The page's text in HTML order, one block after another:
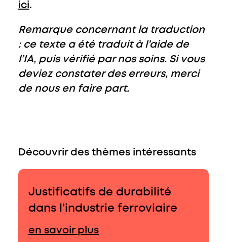
ici.
Remarque concernant la traduction
: ce texte a été traduit à l’aide de
l’IA, puis vérifié par nos soins. Si vous
deviez constater des erreurs, merci
de nous en faire part.
Découvrir des thèmes intéressants
Justificatifs de durabilité
dans l'industrie ferroviaire
en savoir plus